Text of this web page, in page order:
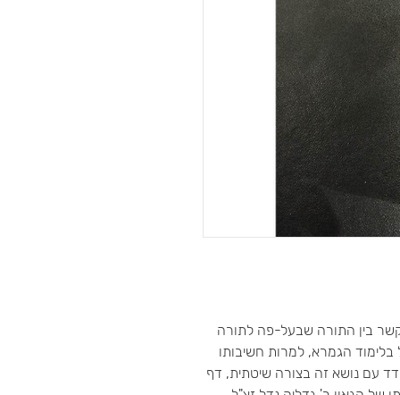
בין התורה שבעל-פה לתורה
הגמרא, למרות חשיבותו
עם נושא זה בצורה שיטתית, דף